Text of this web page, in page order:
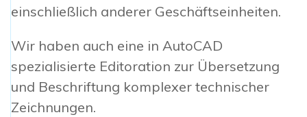
einschließlich anderer Geschäftseinheiten.
Wir haben auch eine in AutoCAD
spezialisierte Editoration zur Übersetzung
und Beschriftung komplexer technischer
Zeichnungen.